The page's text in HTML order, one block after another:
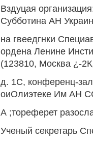
Вздуцая
Субботина АН
на гвеедгнки
ордена Ленине
(123810, Москва ¿-
д. 1С, конференц-
оиОлиэтеке Им АН
А ;тореферет
Ученый секретарь